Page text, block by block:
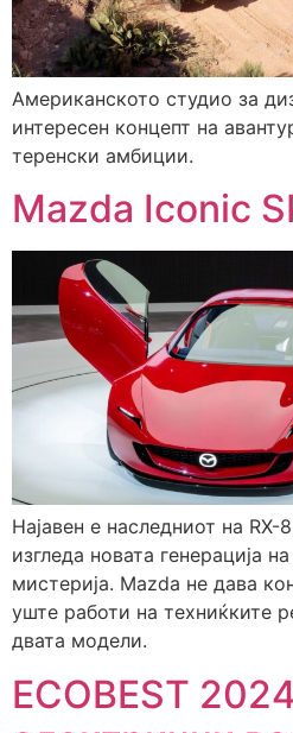
Aмериканското студио за
интересен концепт на
теренски амбиции.
Mazda Iconic
Најавен е наследниот на RX-
изгледа новата генерација
мистерија. Mazda не дава
уште работи на техниќките
двата модели.
ECOBEST